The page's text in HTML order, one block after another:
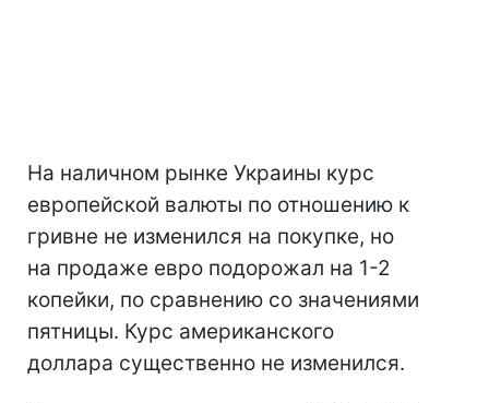
На наличном рынке Украины курс
европейской валюты по отношению к
гривне не изменился на покупке, но
на продаже евро подорожал на 1-2
копейки, по сравнению со значениями
пятницы. Курс американского
доллара существенно не изменился.